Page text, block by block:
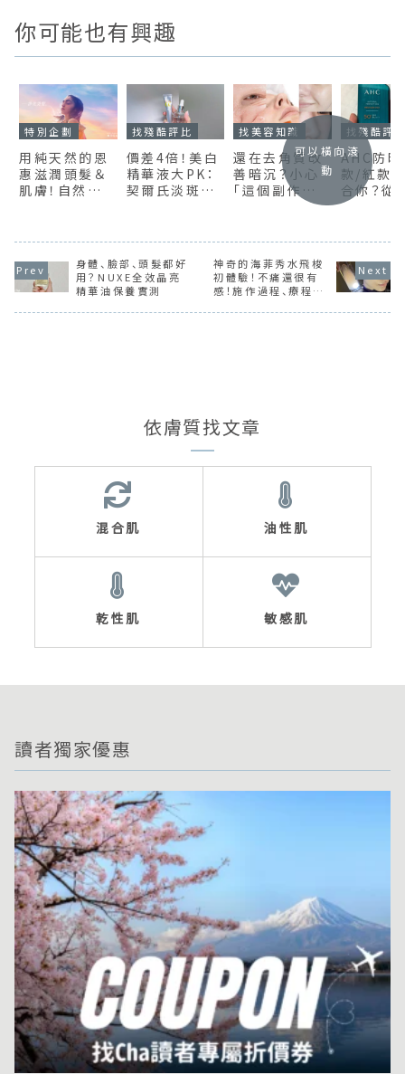
你可能也有興趣
特別企劃
用純天然的恩
惠滋潤頭髮＆
肌膚！自然系
特色報你知
找殘酷評比
價差4倍！美白
精華液大PK：
契爾氏淡斑精
亮白精華，到
底誰才能有效
美白？
找美容知識
還在去角質改
善暗沉？小心
「這個副作
用」！ 呵護肌膚
法介紹
找殘酷評
AHC防
款/紅款
合你？從
質地與擦
（圖多）
可以橫向滾
動
身體、臉部、頭髮都好
用？NUXE全效晶亮
精華油保養實測
神奇的海菲秀水飛梭
初體驗！不痛還很有
感！施作過程、療程後
實說
依膚質找文章
混合肌 油性肌
乾性肌 敏感肌
讀者獨家優惠